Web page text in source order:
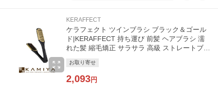
KERAFFECT
ケラフェクト ツインブラシ ブラック＆ゴール
ド|KERAFFECT 持ち運び 前髪 ヘアブラシ 濡
れた髪 縮毛矯正 サラサラ 高級 ストレートブラ
お取り寄せ
2,093円